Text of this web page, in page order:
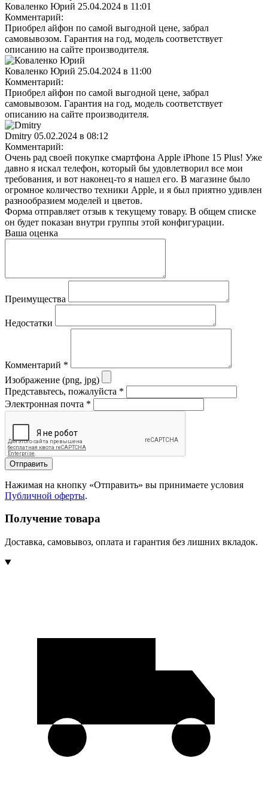
Коваленко Юрий 25.04.2024 в 11:01
Комментарий:
Приобрел айфон по самой выгодной цене, забрал
самовывозом. Гарантия на год, модель соответствует
описанию на сайте производителя.
Коваленко Юрий 25.04.2024 в 11:00
Комментарий:
Приобрел айфон по самой выгодной цене, забрал
самовывозом. Гарантия на год, модель соответствует
описанию на сайте производителя.
Dmitry 05.02.2024 в 08:12
Комментарий:
Очень рад своей покупке смартфона Apple iPhone 15 Plus! Уже
давно я искал телефон, который бы удовлетворил все мои
требования, и вот наконец-то я нашел его. В магазине было
огромное количество техники Apple, и я был приятно удивлен
разнообразием моделей и цветов.
Форма отправляет отзыв к текущему товару. В общем списке
он будет показан внутри группы этой конфигурации.
Ваша оценка
Преимущества
Недостатки
Комментарий *
Изображение (png, jpg)
Представьтесь, пожалуйста *
Электронная почта *
Отправить
Нажимая на кнопку «Отправить» вы принимаете условия
Публичной оферты.
Получение товара
Доставка, самовывоз, оплата и гарантия без лишних вкладок.